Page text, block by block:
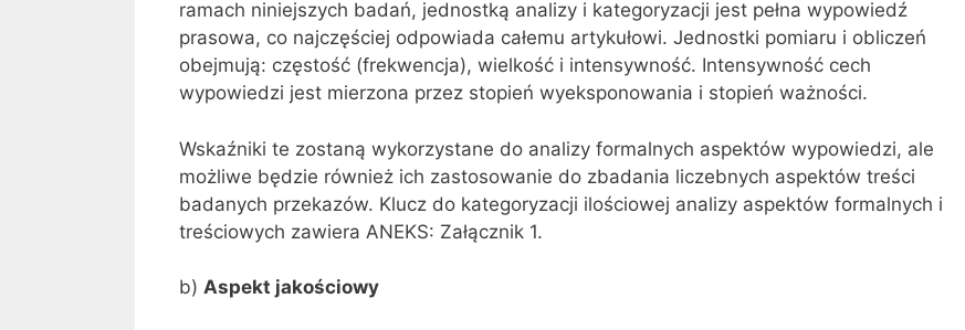
ramach niniejszych badań, jednostką analizy i kategoryzacji jest pełna wypowiedź
prasowa, co najczęściej odpowiada całemu artykułowi. Jednostki pomiaru i obliczeń
obejmują: częstość (frekwencja), wielkość i intensywność. Intensywność cech
wypowiedzi jest mierzona przez stopień wyeksponowania i stopień ważności.
Wskaźniki te zostaną wykorzystane do analizy formalnych aspektów wypowiedzi, ale
możliwe będzie również ich zastosowanie do zbadania liczebnych aspektów treści
badanych przekazów. Klucz do kategoryzacji ilościowej analizy aspektów formalnych i
treściowych zawiera ANEKS: Załącznik 1.
b) Aspekt jakościowy